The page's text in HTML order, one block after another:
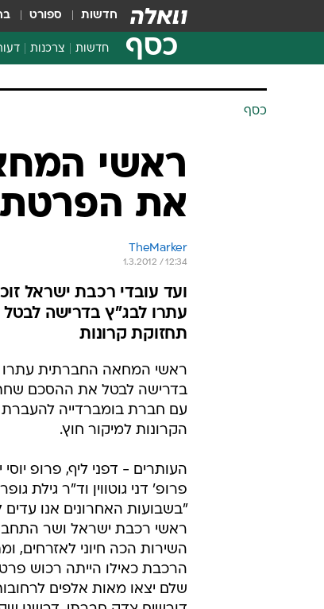
חדשות ספורט
כסף חדשות צרכנות
צרכנות פיננסית
ראשי
את הפרטת
TheMarker
1.3.2012 / 12:34
ועד עובדי רכבת ישראל
עתרו לבג"ץ בדרישה
תחזוקת קרונות
ראשי המחאה החברתית עתרו
בדרישה לבטל את ההסכם
עם חברת בומברדייה להעברת
הקרונות למיקור חוץ.